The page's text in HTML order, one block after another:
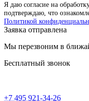
Я даю согласие на
подтверждаю, что
Политикой
Заявка отправлена
Мы перезвоним в
Бесплатный звонок
+7 495 921-34-26